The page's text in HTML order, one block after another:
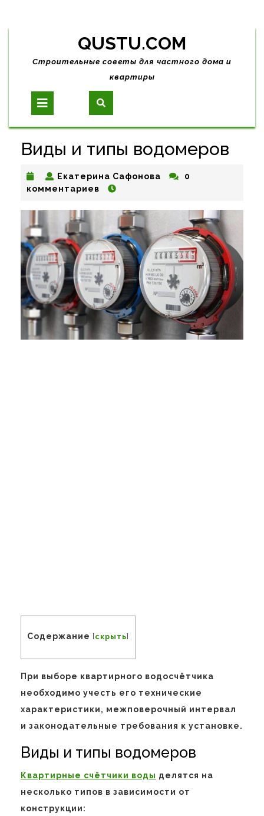
Skip
content
QUSTU.COM
Строительные советы для частного дома и
квартиры
Open
Button
Виды и типы водомеров
Екатерина Сафонова Екатерина
0
комментариев
Содержание [скрыть]
При выборе квартирного водосчётчика
необходимо учесть его технические
характеристики, межповерочный интервал
и законодательные требования к установке.
Виды и типы водомеров
Квартирные счётчики воды делятся на
несколько типов в зависимости от
конструкции: